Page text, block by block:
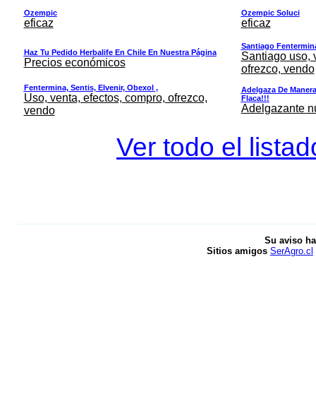
Ozempic
eficaz
Ozempic Soluci
eficaz
Haz Tu Pedido Herbalife En Chile En Nuestra Página
Precios económicos
Santiago
Santiago uso,
ofrezco, vendo
Fentermina, Sentis, Elvenir, Obexol ,
Uso, venta, efectos, compro, ofrezco,
vendo
Adelgaza De
Flaca!!!
Adelgazante
Ver todo el
Su aviso
Sitios amigos SerAgro.cl